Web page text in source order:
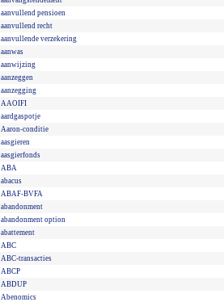
aanvullend pensioen
aanvullend recht
aanvullende verzekering
aanwas
aanwijzing
aanzeggen
aanzegging
AAOIFI
aardgaspotje
Aaron-conditie
aasgieren
aasgierfonds
ABA
abacus
ABAF-BVFA
abandonment
abandonment option
abattement
ABC
ABC-transacties
ABCP
ABDUP
Abenomics